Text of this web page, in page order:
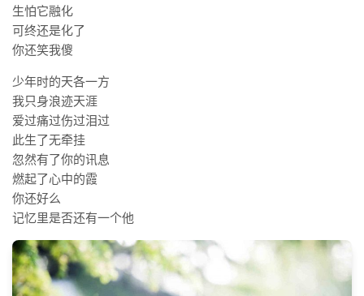
论坛搜索
页面
博客树
精品域名
友情链接
生怕它融化
可终还是化了
你还笑我傻
少年时的天各一方
我只身浪迹天涯
爱过痛过伤过泪过
此生了无牵挂
忽然有了你的讯息
燃起了心中的霞
你还好么
记忆里是否还有一个他